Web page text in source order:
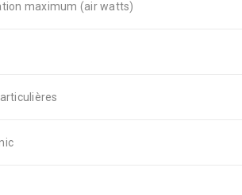
maximum (air watts)